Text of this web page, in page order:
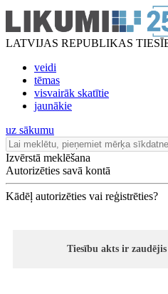
LATVIJAS REPUBLIKAS
veidi
tēmas
visvairāk skatītie
jaunākie
uz sākumu
Izvērstā meklēšana
Autorizēties savā kontā
Kādēļ autorizēties vai reģistrēties?
Tiesību akts ir zaudējis